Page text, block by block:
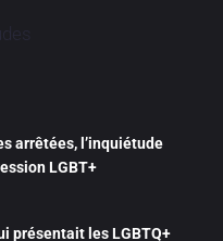
arrêtées, l’inquiétude
LGBT+
présentait les LGBTQ+